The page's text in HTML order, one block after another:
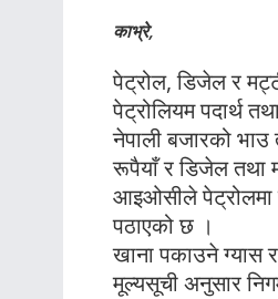
काभ्रे,
पेट्रोल, डिजेल र
पेट्रोलियम पदार्थ
नेपाली बजारको भाउ
रूपैयाँ र डिजेल तथा
आइओसीले पेट्रोलमा
पठाएको छ ।
खाना पकाउने ग्यास
मूल्यसूची अनुसार